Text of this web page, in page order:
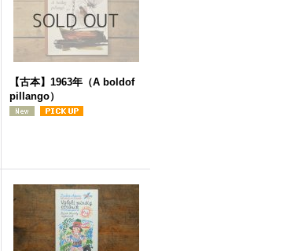
【古本】1963年（A boldof
pillango）